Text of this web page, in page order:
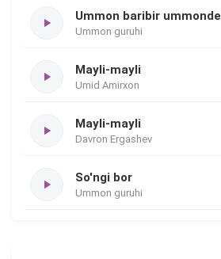
Ummon baribir ummonde
Ummon guruhi
Mayli-mayli
Umid Amirxon
Mayli-mayli
Davron Ergashev
So'ngi bor
Ummon guruhi